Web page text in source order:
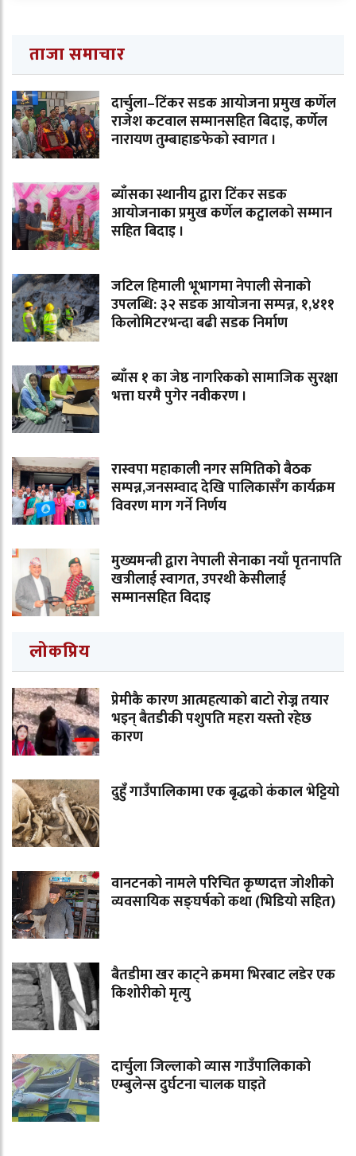
ताजा समाचार
दार्चुला–टिंकर सडक आयोजना प्रमुख कर्णेल
राजेश कटवाल सम्मानसहित बिदाइ, कर्णेल
नारायण तुम्बाहाङफेको स्वागत ।
ब्याँसका स्थानीय द्वारा टिंकर सडक
आयोजनाका प्रमुख कर्णेल कट्वालको सम्मान
सहित बिदाइ ।
जटिल हिमाली भूभागमा नेपाली सेनाको
उपलब्धि: ३२ सडक आयोजना सम्पन्न, १,४११
किलोमिटरभन्दा बढी सडक निर्माण
ब्याँस १ का जेष्ठ नागरिकको सामाजिक सुरक्षा
भत्ता घरमै पुगेर नवीकरण ।
रास्वपा महाकाली नगर समितिको बैठक
सम्पन्न,जनसम्वाद देखि पालिकासँग कार्यक्रम
विवरण माग गर्ने निर्णय
मुख्यमन्त्री द्वारा नेपाली सेनाका नयाँ पृतनापति
खत्रीलाई स्वागत, उपरथी केसीलाई
सम्मानसहित विदाइ
लोकप्रिय
प्रेमीकै कारण आत्महत्याको बाटो रोज्न तयार
भइन् बैतडीकी पशुपति महरा यस्तो रहेछ
कारण
दुहुँ गाउँपालिकामा एक बृद्धको कंकाल भेट्टियो
वानटनको नामले परिचित कृष्णदत्त जोशीको
व्यवसायिक सङ्घर्षको कथा (भिडियो सहित)
बैतडीमा खर काट्ने क्रममा भिरबाट लडेर एक
किशोरीको मृत्यु
दार्चुला जिल्लाको व्यास गाउँपालिकाको
एम्बुलेन्स दुर्घटना चालक घाइते